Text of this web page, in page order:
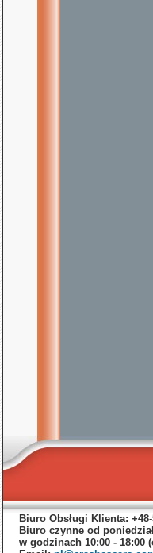
Biuro Obsługi Klienta: +48-
Biuro czynne od
w godzinach 10:00 - 18:00